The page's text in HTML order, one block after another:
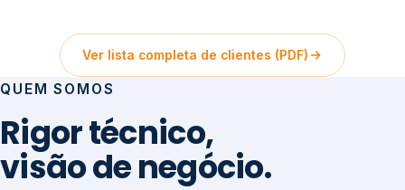
Ver lista completa de clientes (PDF)
QUEM SOMOS
Rigor técnico,
visão de negócio.